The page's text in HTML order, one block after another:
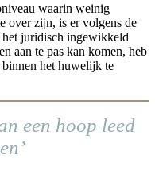
waarin weinig
over zijn, is er volgens de
het juridisch ingewikkeld
aan te pas kan komen, heb
het huwelijk te
een hoop leed